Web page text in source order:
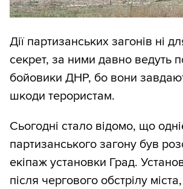
Дії партизанських загонів ні
секрет, за ними давно ведуть
бойовики ДНР, бо вони
шкоди терористам.
Сьогодні стало відомо, що
партизанського загону був
екіпаж установки Град.
після чергового обстрілу